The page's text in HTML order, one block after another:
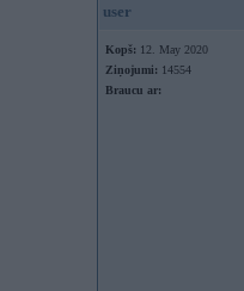
user
Kopš: 12. May 2020
Ziņojumi: 14554
Braucu ar: